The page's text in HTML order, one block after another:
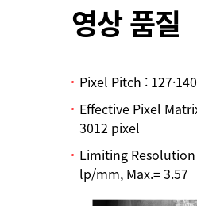
영상 품질
Pixel Pitch :
Effective Pixel
3012 pixel
Limiting
lp/mm, Max.= 3.57